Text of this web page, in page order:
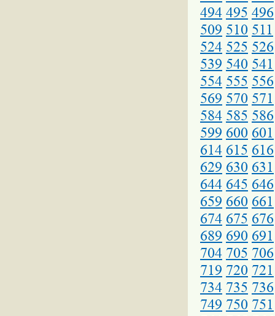
494 495 496
509 510 511
524 525 526
539 540 541
554 555 556
569 570 571
584 585 586
599 600 601
614 615 616
629 630 631
644 645 646
659 660 661
674 675 676
689 690 691
704 705 706
719 720 721
734 735 736
749 750 751